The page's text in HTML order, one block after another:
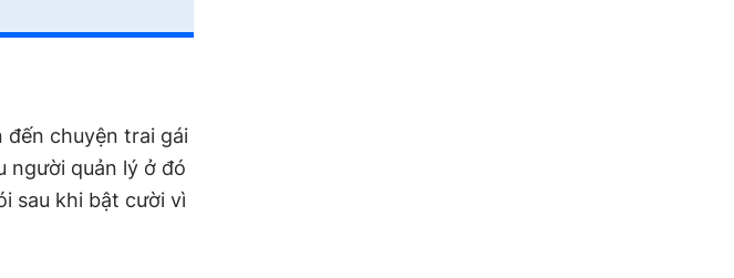
đến chuyện trai gái
người quản lý ở đó
sau khi bật cười vì